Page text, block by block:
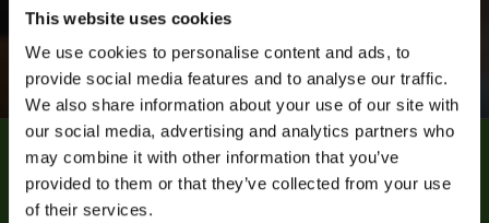
This website uses cookies
We use cookies to personalise content and ads, to
provide social media features and to analyse our traffic.
We also share information about your use of our site with
our social media, advertising and analytics partners who
may combine it with other information that you’ve
provided to them or that they’ve collected from your use
of their services.
Direct een afspraak maken